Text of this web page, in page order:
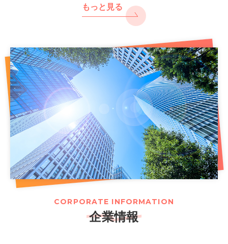
もっと見る
CORPORATE INFORMATION
企業情報